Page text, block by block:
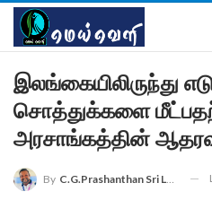
இலங்கையிலிருந்து
சொத்துக்களை
அரசாங்கத்தின்
By C.G.Prashanthan Sri Lanka - Colombo Reporter For MEIVELI